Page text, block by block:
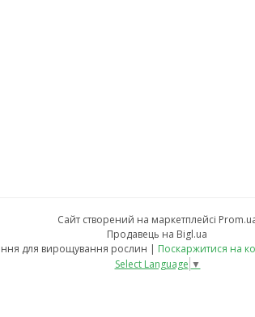
Сайт створений на маркетплейсі
Продавець на Bigl.ua
fito-led.in.ua - обладнання для вирощування рослин | Поскаржитися на
Select Language ▼